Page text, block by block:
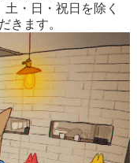
・日・祝日を除く
きます。